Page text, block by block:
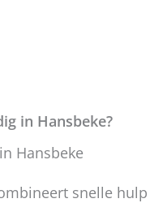
in Hansbeke?
Hansbeke
snelle